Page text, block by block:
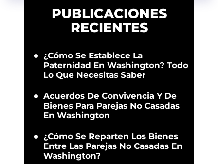
PUBLICACIONES
RECIENTES
¿Cómo Se Establece La
Paternidad En Washington? Todo
Lo Que Necesitas Saber
Acuerdos De Convivencia Y De
Bienes Para Parejas No Casadas
En Washington
¿Cómo Se Reparten Los Bienes
Entre Las Parejas No Casadas En
Washington?